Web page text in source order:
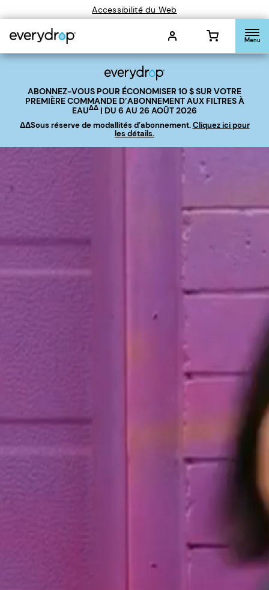
Accessibilité du Web
Menu
ABONNEZ-VOUS POUR ÉCONOMISER 10 $SUR VOTRE
PREMIÈRE COMMANDE D’ABONNEMENT AUX FILTRES À
EAUΔΔ | DU 6 AU 26 AOÛT 2026
ΔΔSous réserve de modallités d’abonnement.Cliquez ici pour
les détails.